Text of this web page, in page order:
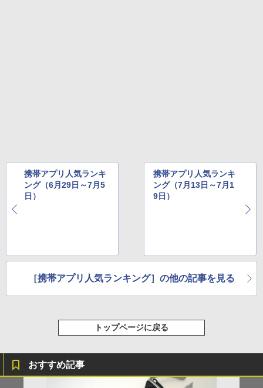
携帯アプリ人気ランキ
ング（6月29日～7月5
日）
携帯アプリ人気ランキ
ング（7月13日～7月1
9日）
［携帯アプリ人気ランキング］の他の記事を見る
トップページに戻る
おすすめ記事